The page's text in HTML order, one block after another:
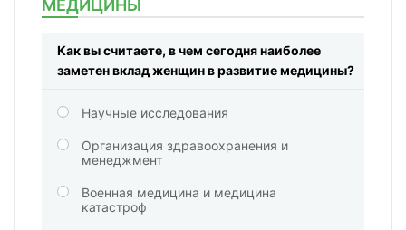
МЕДИЦИНЫ
Как вы считаете, в чем сегодня наиболее
заметен вклад женщин в развитие медицины?
Научные исследования
Организация здравоохранения и
менеджмент
Военная медицина и медицина
катастроф